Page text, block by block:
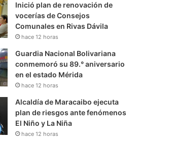
Inició plan de renovación de
vocerías de Consejos
Comunales en Rivas Dávila
hace 12 horas
Guardia Nacional Bolivariana
conmemoró su 89.° aniversario
en el estado Mérida
hace 12 horas
Alcaldía de Maracaibo ejecuta
plan de riesgos ante fenómenos
El Niño y La Niña
hace 12 horas